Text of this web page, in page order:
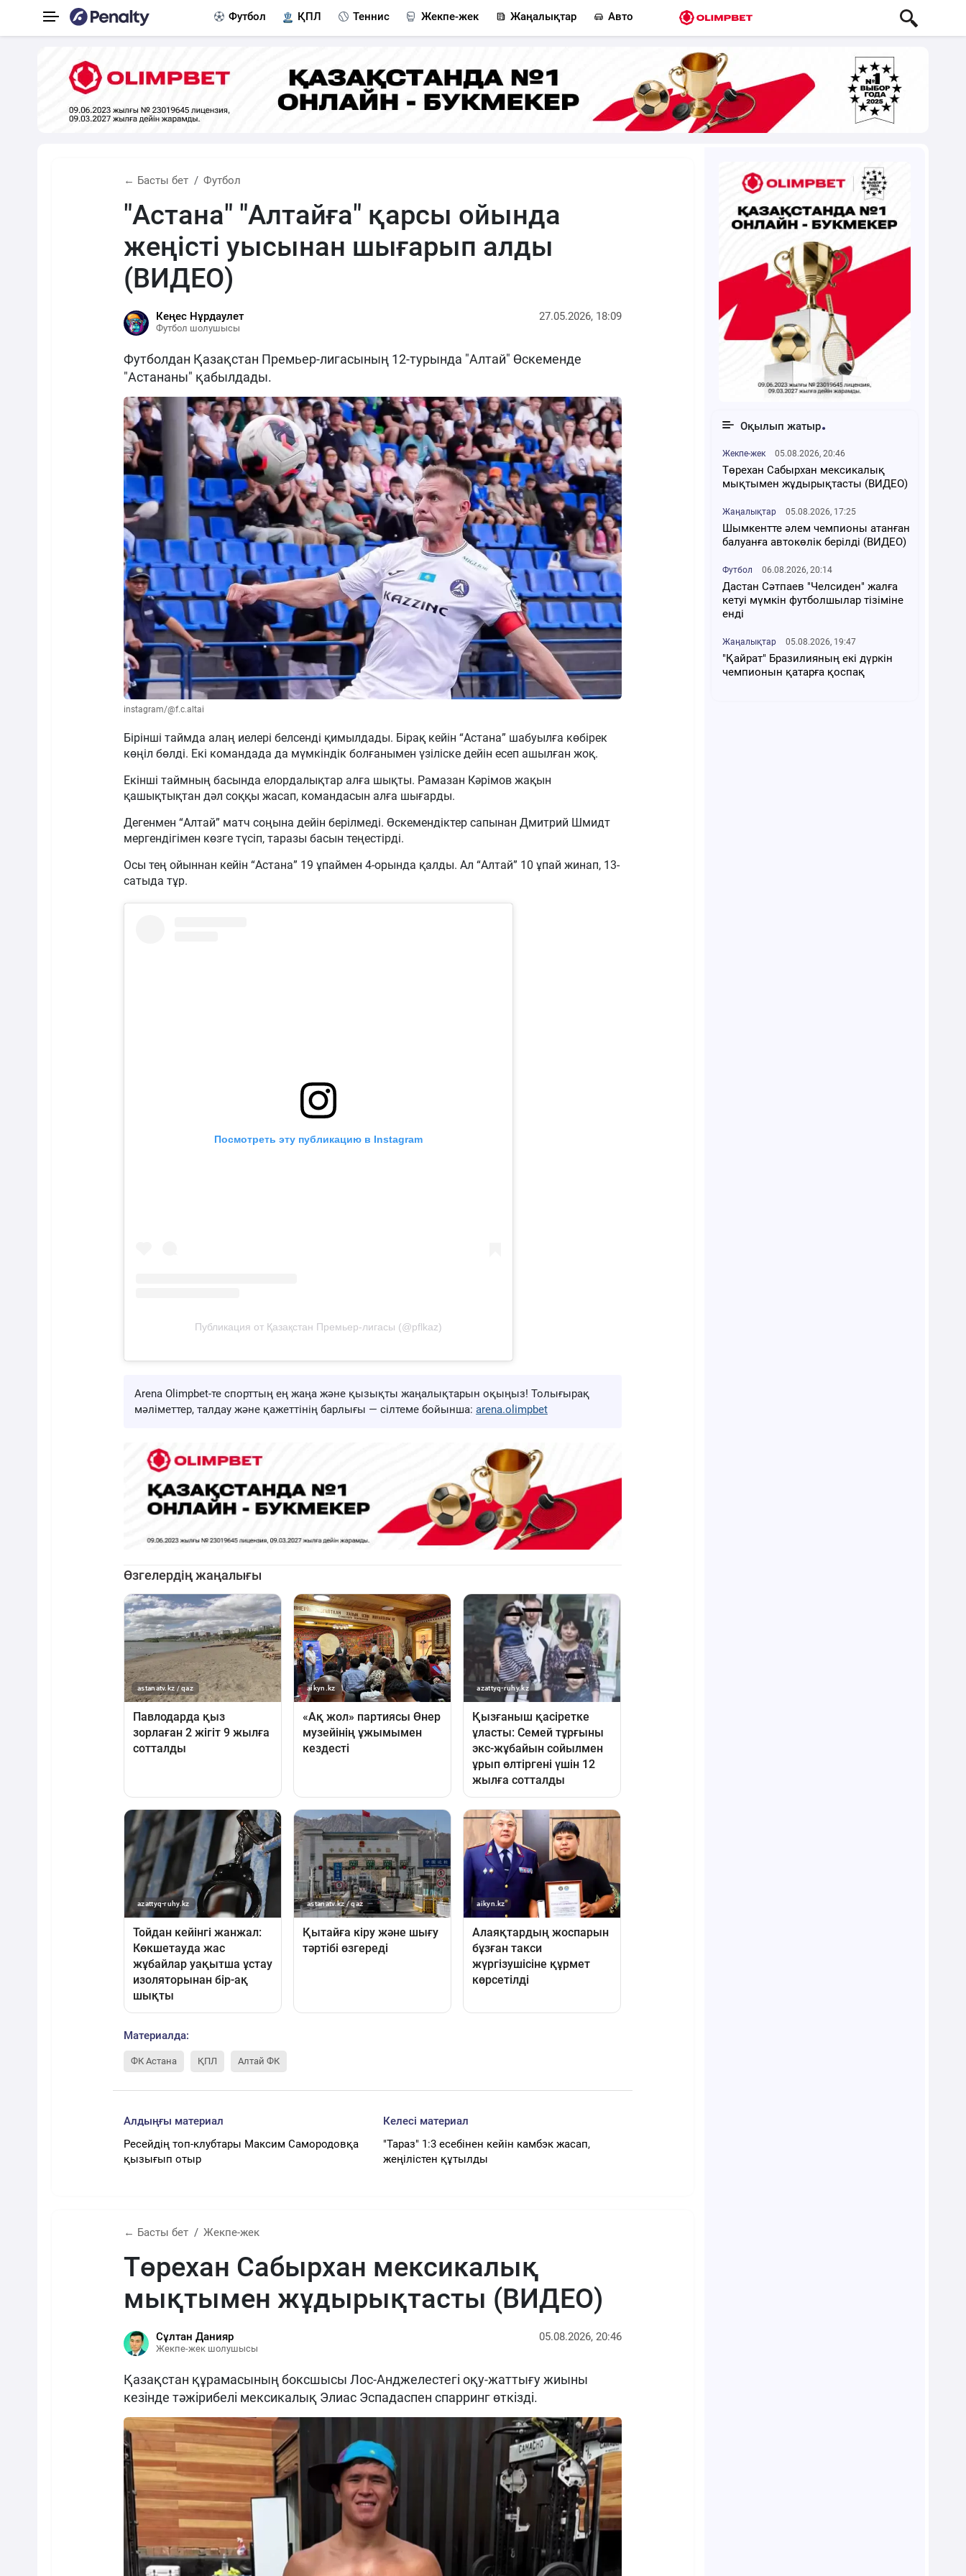
Футбол ҚПЛ Теннис Жекпе-жек Жаңалықтар Авто
← Басты бет Футбол
"Астана" "Алтайға" қарсы ойында
жеңісті уысынан шығарып алды
(ВИДЕО)
Кеңес Нұрдаулет
Футбол шолушысы
27.05.2026, 18:09
Футболдан Қазақстан Премьер-лигасының 12-турында "Алтай" Өскеменде
"Астананы" қабылдады.
instagram/@f.c.altai
Бірінші таймда алаң иелері белсенді қимылдады. Бірақ кейін “Астана” шабуылға көбірек
көңіл бөлді. Екі командада да мүмкіндік болғанымен үзіліске дейін есеп ашылған жоқ.
Екінші таймның басында елордалықтар алға шықты. Рамазан Кәрімов жақын
қашықтықтан дәл соққы жасап, командасын алға шығарды.
Дегенмен “Алтай” матч соңына дейін берілмеді. Өскемендіктер сапынан Дмитрий Шмидт
мергендігімен көзге түсіп, таразы басын теңестірді.
Осы тең ойыннан кейін “Астана” 19 ұпаймен 4-орында қалды. Ал “Алтай” 10 ұпай жинап, 13-
сатыда тұр.
Посмотреть эту публикацию в Instagram
Публикация от Қазақстан Премьер-лигасы (@pflkaz)
Arena Olimpbet-те спорттың ең жаңа және қызықты жаңалықтарын оқыңыз! Толығырақ
мәліметтер, талдау және қажеттінің барлығы — сілтеме бойынша: arena.olimpbet
Материалда:
ФК Астана ҚПЛ Алтай ФК
Алдыңғы материал
Ресейдің топ-клубтары Максим Самородовқа
қызығып отыр
Келесі материал
"Тараз" 1:3 есебінен кейін камбэк жасап,
жеңілістен құтылды
← Басты бет Жекпе-жек
Төрехан Сабырхан мексикалық
мықтымен жұдырықтасты (ВИДЕО)
Сұлтан Данияр
Жекпе-жек шолушысы
05.08.2026, 20:46
Қазақстан құрамасының боксшысы Лос-Анджелестегі оқу-жаттығу жиыны
кезінде тәжірибелі мексикалық Элиас Эспадаспен спарринг өткізді.
Оқылып жатыр
Жекпе-жек 05.08.2026, 20:46
Төрехан Сабырхан мексикалық
мықтымен жұдырықтасты (ВИДЕО)
Жаңалықтар 05.08.2026, 17:25
Шымкентте әлем чемпионы атанған
балуанға автокөлік берілді (ВИДЕО)
Футбол 06.08.2026, 20:14
Дастан Сәтпаев "Челсиден" жалға
кетуі мүмкін футболшылар тізіміне
енді
Жаңалықтар 05.08.2026, 19:47
"Қайрат" Бразилияның екі дүркін
чемпионын қатарға қоспақ